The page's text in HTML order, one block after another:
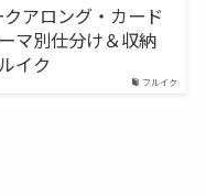
フルイク
クアロング・カード
ーマ別仕分け＆収納
イク